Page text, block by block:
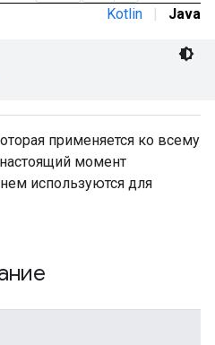
Kotlin | Java
применяется ко всему
момент
используются для